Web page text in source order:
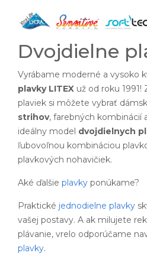
Dvojdielne
Vyrábame moderné a vysoko
plavky LITEX už od roku 1991!
plaviek si môžete vybrať
strihov, farebných kombinácií
ideálny model dvojdielnych
ľubovoľnou kombináciou
plavkových nohavičiek.
Aké ďalšie plavky ponúkame?
Praktické jednodielne plavky
vašej postavy. A ak milujete
plávanie, vrelo odporúčame
plavky.